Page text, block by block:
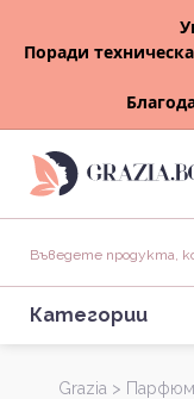
Поради
Категории
Grazia >